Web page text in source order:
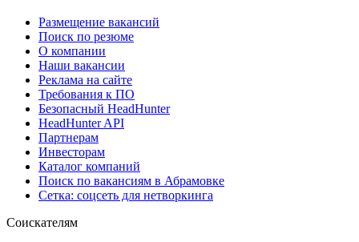
Размещение вакансий
Поиск по резюме
О компании
Наши вакансии
Реклама на сайте
Требования к ПО
Безопасный HeadHunter
HeadHunter API
Партнерам
Инвесторам
Каталог компаний
Поиск по вакансиям в Абрамовке
Сетка: соцсеть для нетворкинга
Соискателям